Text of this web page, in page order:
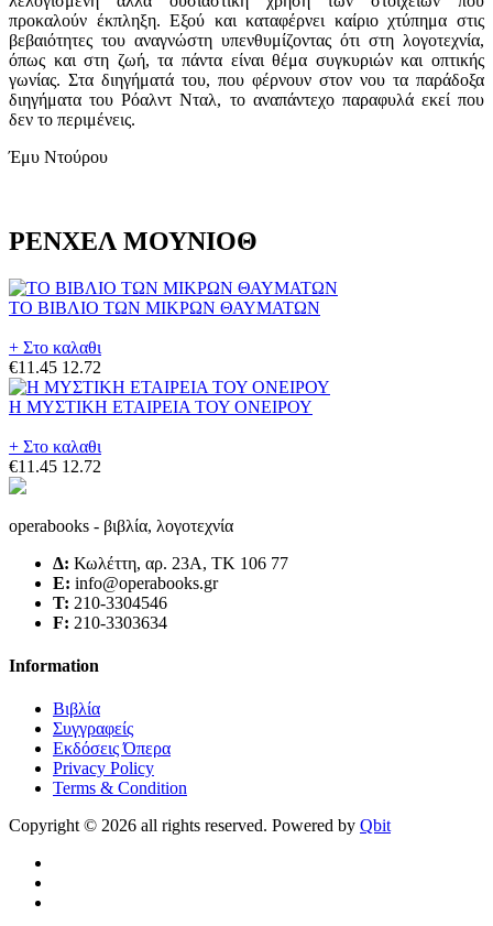
προκαλούν έκπληξη. Εξού και καταφέρνει καίριο χτύπημα στις
βεβαιότητες του αναγνώστη υπενθυμίζοντας ότι στη λογοτεχνία,
όπως και στη ζωή, τα πάντα είναι θέμα συγκυριών και οπτικής
γωνίας. Στα διηγήματά του, που φέρνουν στον νου τα παράδοξα
διηγήματα του Ρόαλντ Νταλ, το αναπάντεχο παραφυλά εκεί που
δεν το περιμένεις.
Έμυ Ντούρου
ΡΕΝΧΕΛ ΜΟΥΝΙΟΘ
ΤΟ ΒΙΒΛΙΟ ΤΩΝ ΜΙΚΡΩΝ ΘΑΥΜΑΤΩΝ
+ Στο καλαθι
€11.45 12.72
Η ΜΥΣΤΙΚΗ ΕΤΑΙΡΕΙΑ ΤΟΥ ΟΝΕΙΡΟΥ
+ Στο καλαθι
€11.45 12.72
operabooks - βιβλία, λογοτεχνία
Δ: Κωλέττη, αρ. 23Α, ΤΚ 106 77
E: info@operabooks.gr
Τ: 210-3304546
F: 210-3303634
Information
Βιβλία
Συγγραφείς
Εκδόσεις Όπερα
Privacy Policy
Terms & Condition
Copyright © 2026 all rights reserved. Powered by Qbit